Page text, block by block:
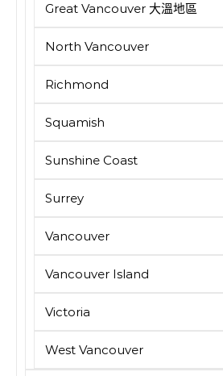
Great Vancouver 大溫地區
North Vancouver
Richmond
Squamish
Sunshine Coast
Surrey
Vancouver
Vancouver Island
Victoria
West Vancouver